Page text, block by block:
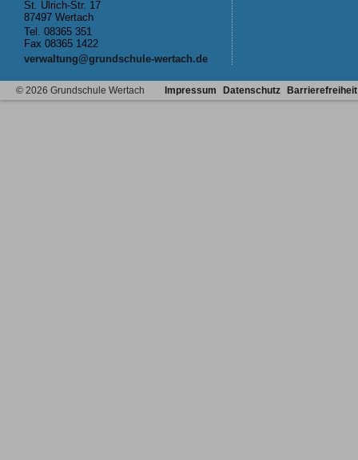
St. Ulrich-Str. 17
87497 Wertach
Tel. 08365 351
Fax 08365 1422
verwaltung@grundschule-wertach.de
© 2026 Grundschule Wertach Impressum Datenschutz Barrierefreiheit